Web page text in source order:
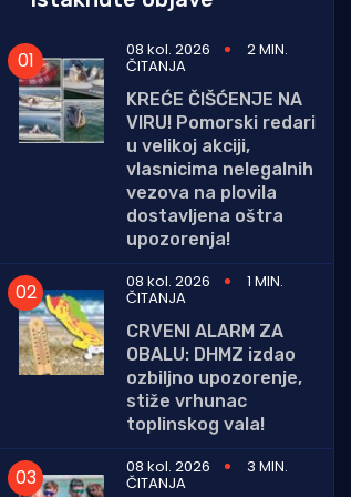
08 kol. 2026 2 MIN.
ČITANJA
KREĆE ČIŠĆENJE NA
VIRU! Pomorski redari
u velikoj akciji,
vlasnicima nelegalnih
vezova na plovila
dostavljena oštra
upozorenja!
08 kol. 2026
1 MIN.
ČITANJA
CRVENI ALARM ZA
OBALU: DHMZ izdao
ozbiljno upozorenje,
stiže vrhunac
toplinskog vala!
08 kol. 2026
3 MIN.
ČITANJA